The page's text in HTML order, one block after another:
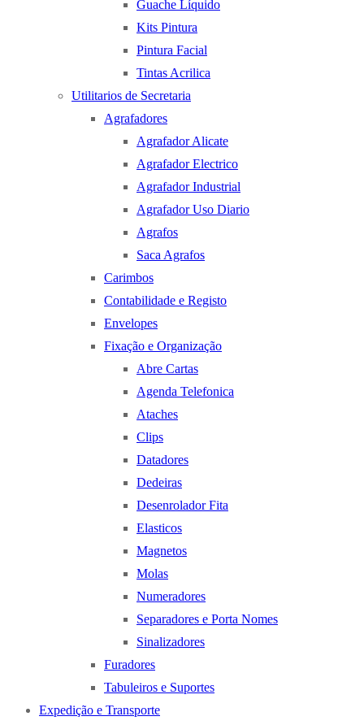
Guache Líquido
Kits Pintura
Pintura Facial
Tintas Acrilica
Utilitarios de Secretaria
Agrafadores
Agrafador Alicate
Agrafador Electrico
Agrafador Industrial
Agrafador Uso Diario
Agrafos
Saca Agrafos
Carimbos
Contabilidade e Registo
Envelopes
Fixação e Organização
Abre Cartas
Agenda Telefonica
Ataches
Clips
Datadores
Dedeiras
Desenrolador Fita
Elasticos
Magnetos
Molas
Numeradores
Separadores e Porta Nomes
Sinalizadores
Furadores
Tabuleiros e Suportes
Expedição e Transporte